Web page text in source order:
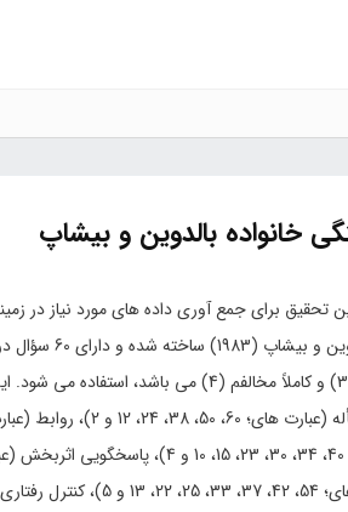
خانواده بالدوین و بیشاپ
تحقیق برای جمع آوری داده های مورد نیاز در